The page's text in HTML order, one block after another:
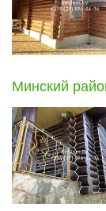
Минский